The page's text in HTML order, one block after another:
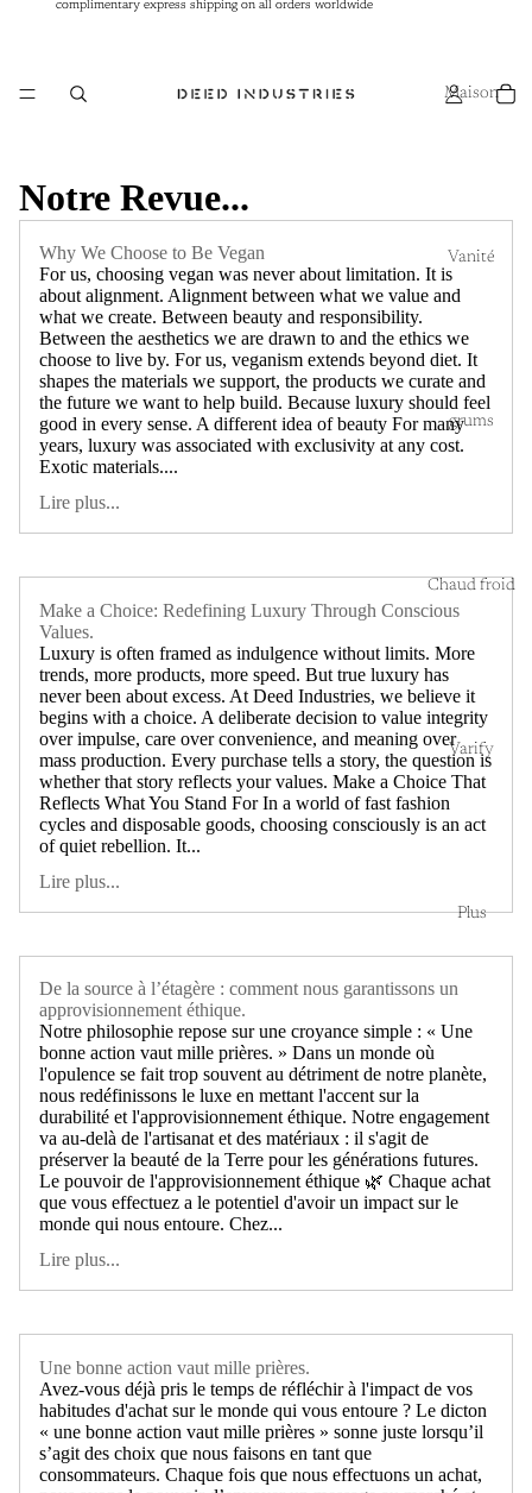
complimentary express shipping on all orders worldwide
complimentary express shipping on all orders worldwide
Maison
Vanité
grums
Chaud froid
Varify
Plus
Notre Revue...
Why We Choose to Be Vegan
For us, choosing vegan was never about limitation. It is
about alignment. Alignment between what we value and
what we create. Between beauty and responsibility.
Between the aesthetics we are drawn to and the ethics we
choose to live by. For us, veganism extends beyond diet. It
shapes the materials we support, the products we curate and
the future we want to help build. Because luxury should feel
good in every sense. A different idea of beauty For many
years, luxury was associated with exclusivity at any cost.
Exotic materials....
Lire plus...
Make a Choice: Redefining Luxury Through Conscious
Values.
Luxury is often framed as indulgence without limits. More
trends, more products, more speed. But true luxury has
never been about excess. At Deed Industries, we believe it
begins with a choice. A deliberate decision to value integrity
over impulse, care over convenience, and meaning over
mass production. Every purchase tells a story, the question is
whether that story reflects your values. Make a Choice That
Reflects What You Stand For In a world of fast fashion
cycles and disposable goods, choosing consciously is an act
of quiet rebellion. It...
Lire plus...
De la source à l’étagère : comment nous garantissons un
approvisionnement éthique.
Notre philosophie repose sur une croyance simple : « Une
bonne action vaut mille prières. » Dans un monde où
l'opulence se fait trop souvent au détriment de notre planète,
nous redéfinissons le luxe en mettant l'accent sur la
durabilité et l'approvisionnement éthique. Notre engagement
va au-delà de l'artisanat et des matériaux : il s'agit de
préserver la beauté de la Terre pour les générations futures.
Le pouvoir de l'approvisionnement éthique 🌿 Chaque achat
que vous effectuez a le potentiel d'avoir un impact sur le
monde qui nous entoure. Chez...
Lire plus...
Une bonne action vaut mille prières.
Avez-vous déjà pris le temps de réfléchir à l'impact de vos
habitudes d'achat sur le monde qui vous entoure ? Le dicton
« une bonne action vaut mille prières » sonne juste lorsqu’il
s’agit des choix que nous faisons en tant que
consommateurs. Chaque fois que nous effectuons un achat,